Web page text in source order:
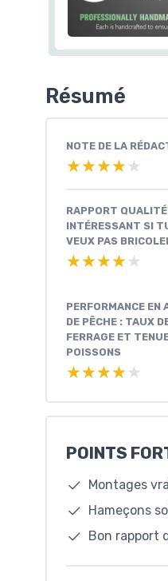
Résumé
NOTE DE LA
★★★★★
★★★★★
RAPPORT
INTÉRESSANT SI
VEUX PAS
★★★★★
★★★★★
PERFORMANCE EN
DE PÊCHE : TAUX
FERRAGE ET
POISSONS
★★★★★
★★★★★
POINTS
Montages
Hameçons
Bon rapport